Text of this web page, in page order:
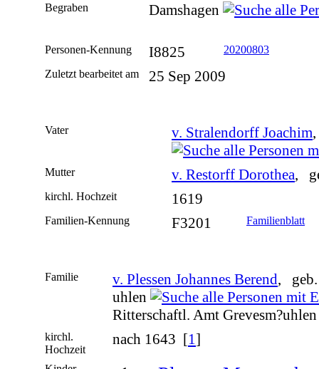
Begraben
Damshagen
Personen-Kennung I8825
20200803
Zuletzt bearbeitet am
25 Sep 2009
Vater v. Stralendorff Joachim
Mutter v. Restorff Dorothea,
kirchl. Hochzeit 1619
Familien-Kennung F3201 Familienblatt
Familie v. Plessen Johannes Berend, geb.
uhlen
Ritterschaftl. Amt
kirchl.
Hochzeit
nach 1643 [1]